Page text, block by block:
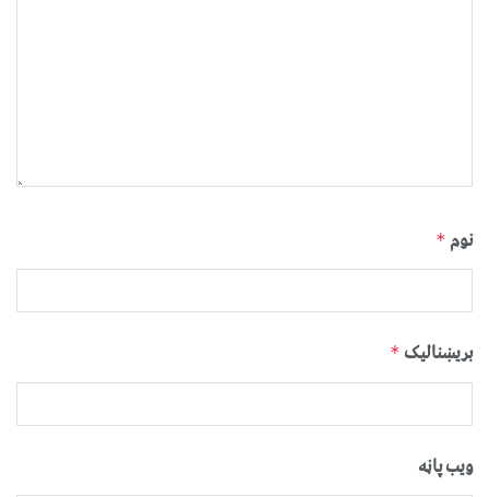
نوم *
بریښنالیک *
ویب پاڼه